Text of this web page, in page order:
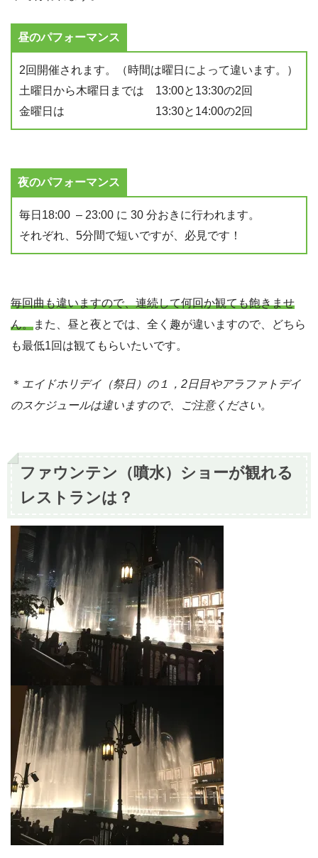
昼のパフォーマンス
2回開催されます。（時間は曜日によって違います。）
土曜日から木曜日までは 13:00と13:30の2回
金曜日は 13:30と14:00の2回
夜のパフォーマンス
毎日18:00 – 23:00 に 30 分おきに行われます。
それぞれ、5分間で短いですが、必見です！
毎回曲も違いますので、連続して何回か観ても飽きませ
ん。また、昼と夜とでは、全く趣が違いますので、どちら
も最低1回は観てもらいたいです。
＊ エイドホリデイ（祭日）の１，2日目やアラファトデイ
のスケジュールは違いますので、ご注意ください。
ファウンテン（噴水）ショーが観れる
レストランは？